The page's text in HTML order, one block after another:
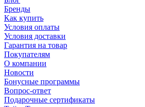
Бренды
Как купить
Условия оплаты
Условия доставки
Гарантия на товар
Покупателям
О компании
Новости
Бонусные программы
Вопрос-ответ
Подарочные сертификаты